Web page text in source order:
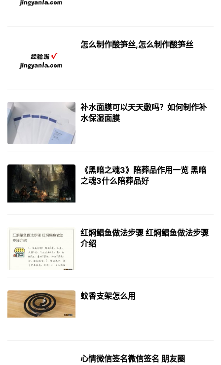
怎么制作酸笋丝,怎么制作酸笋丝
补水面膜可以天天敷吗？如何制作补
水保湿面膜
《黑暗之魂3》陪葬品作用一览 黑暗
之魂3什么陪葬品好
红焖鲳鱼做法步骤 红焖鲳鱼做法步骤
介绍
蚊香支架怎么用
心情微信签名微信签名 朋友圈